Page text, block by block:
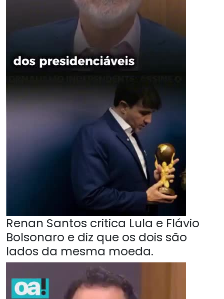
Renan Santos critica Lula e Flávio
Bolsonaro e diz que os dois são
lados da mesma moeda.